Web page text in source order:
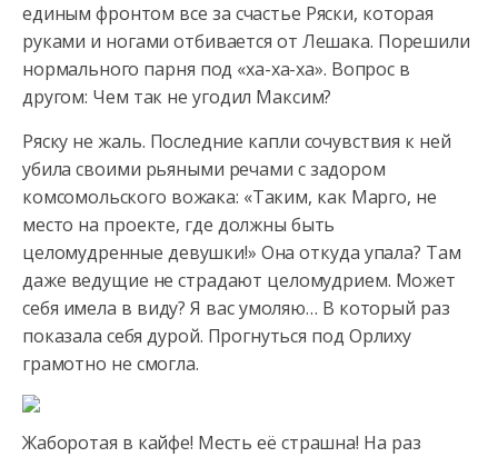
единым фронтом все за счастье Ряски, которая
руками и ногами отбивается от Лешака. Порешили
нормального парня под «ха-ха-ха». Вопрос в
другом: Чем так не угодил Максим?
Ряску не жаль. Последние капли сочувствия к ней
убила своими рьяными речами с задором
комсомольского вожака: «Таким, как Марго, не
место на проекте, где должны быть
целомудренные девушки!» Она откуда упала? Там
даже ведущие не страдают целомудрием. Может
себя имела в виду? Я вас умоляю… В который раз
показала себя дурой. Прогнуться под Орлиху
грамотно не смогла.
Жаборотая в кайфе! Месть её страшна! На раз